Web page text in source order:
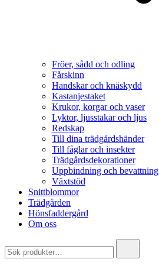
Fröer, sådd och odling
Fårskinn
Handskar och knäskydd
Kastanjestaket
Krukor, korgar och vaser
Lyktor, ljusstakar och ljus
Redskap
Till dina trädgårdshänder
Till fåglar och insekter
Trädgårdsdekorationer
Uppbindning och bevattning
Växtstöd
Snittblommor
Trädgården
Hönsfaddergård
Om oss
for: